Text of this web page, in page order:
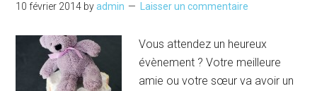
10 février 2014 byadmin Laisser un commentaire
Vous attendez un heureux
évènement ? Votre meilleure
amie ou votre sœur va avoir un